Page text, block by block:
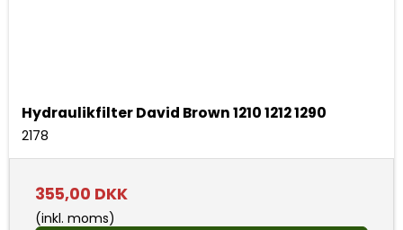
Hydraulikfilter David Brown 1210 1212 1290
2178
355,00 DKK
(inkl. moms)